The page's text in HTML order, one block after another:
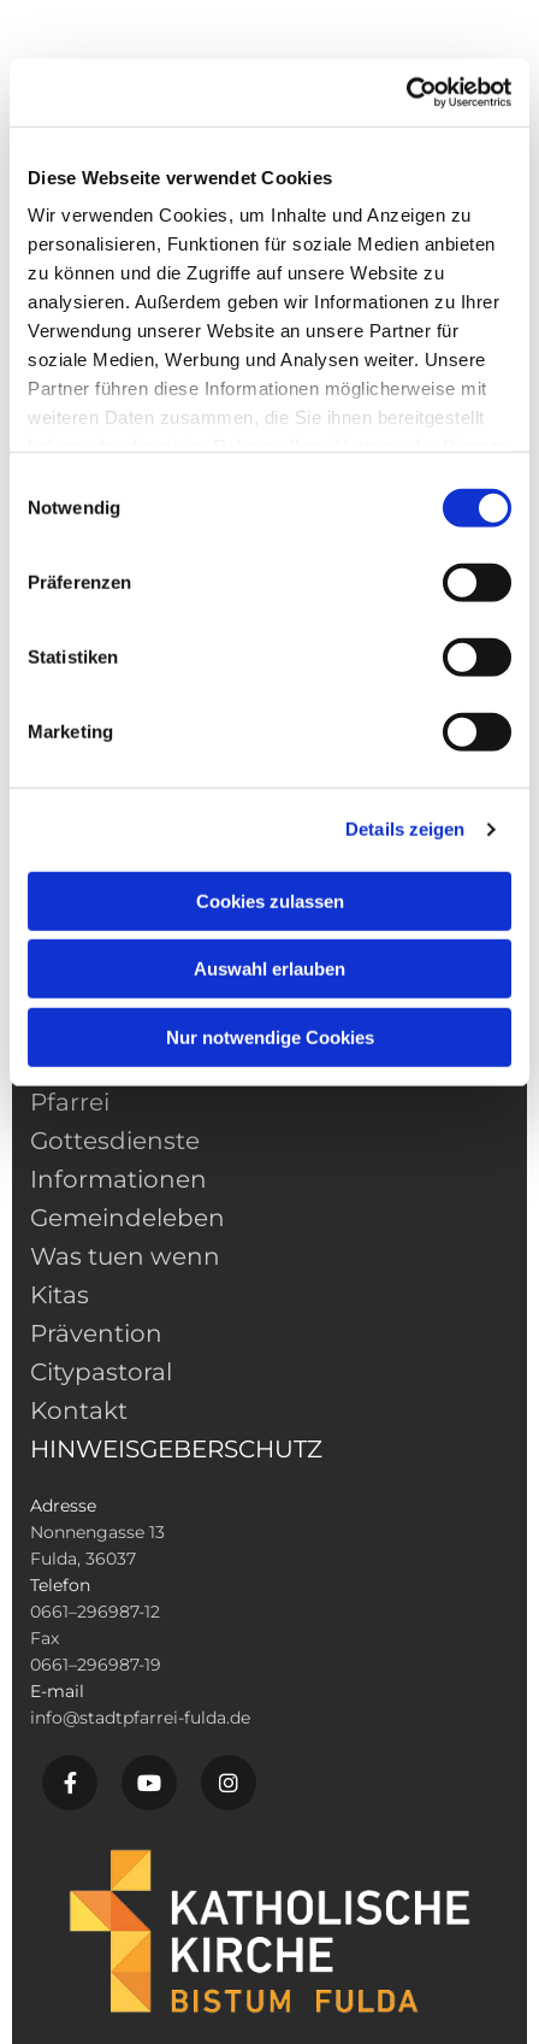
Diese Webseite verwendet Cookies
Wir verwenden Cookies, um Inhalte und Anzeigen zu
personalisieren, Funktionen für soziale Medien anbieten
zu können und die Zugriffe auf unsere Website zu
analysieren. Außerdem geben wir Informationen zu Ihrer
Verwendung unserer Website an unsere Partner für
soziale Medien, Werbung und Analysen weiter. Unsere
Partner führen diese Informationen möglicherweise mit
weiteren Daten zusammen, die Sie ihnen bereitgestellt
Notwendig
Präferenzen
Statistiken
Marketing
Details zeigen
Cookies zulassen
Auswahl erlauben
Nur notwendige Cookies
Dies könnte Sie auch
interessieren
NAVIGATION
Pfarrei
Gottesdienste
Informationen
Gemeindeleben
Was tuen wenn
Kitas
Prävention
Citypastoral
Kontakt
HINWEISGEBERSCHUTZ
Adresse
Nonnengasse 13
Fulda, 36037
Telefon
0661–296987-12
Fax
0661–296987-19
E-mail
info@stadtpfarrei-fulda.de